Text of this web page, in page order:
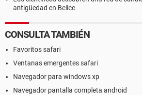
antigüedad en Belice
CONSULTA TAMBIÉN
Favoritos safari
Ventanas emergentes safari
Navegador para windows xp
Navegador pantalla completa android